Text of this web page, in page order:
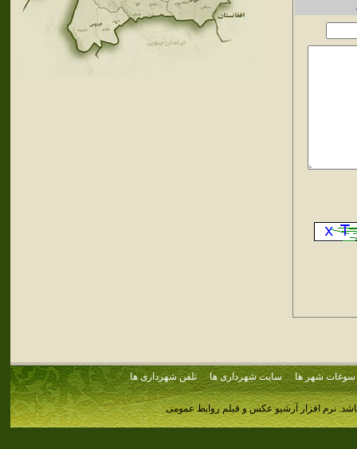
سوغات شهر ها سایت شهرداری ها تلفن شهرداری ها
نرم افزار آرشیو عکس و فیلم روابط عمومی